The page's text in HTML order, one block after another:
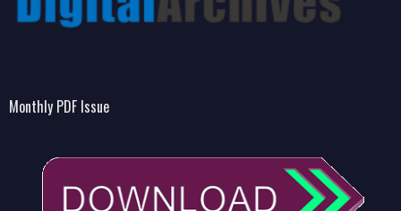
Monthly PDF Issue